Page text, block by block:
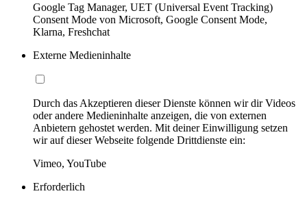
Google Tag Manager, UET (Universal Event Tracking)
Consent Mode von Microsoft, Google Consent Mode,
Klarna, Freshchat
Externe Medieninhalte
Durch das Akzeptieren dieser Dienste können wir dir Videos
oder andere Medieninhalte anzeigen, die von externen
Anbietern gehostet werden. Mit deiner Einwilligung setzen
wir auf dieser Webseite folgende Drittdienste ein:
Vimeo, YouTube
Erforderlich